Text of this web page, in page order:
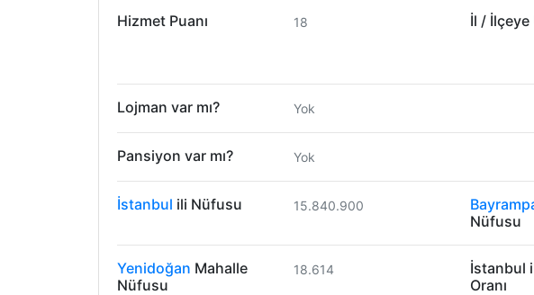
Hizmet Puanı 18 İl / İlçeye
Lojman var mı? Yok
Pansiyon var mı? Yok
İstanbul ili Nüfusu 15.840.900
Nüfusu
Yenidoğan Mahalle
Nüfusu
18.614
İstanbul
Oranı